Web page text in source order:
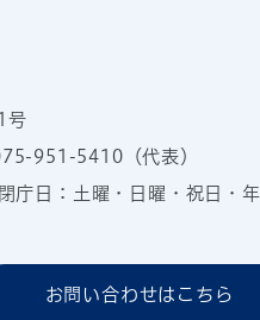
号
951-5410（代表）
閉庁日：土曜・日曜・祝日・
お問い合わせはこちら